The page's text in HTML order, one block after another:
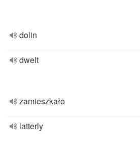
dolin
dwelt
zamieszkało
latterly